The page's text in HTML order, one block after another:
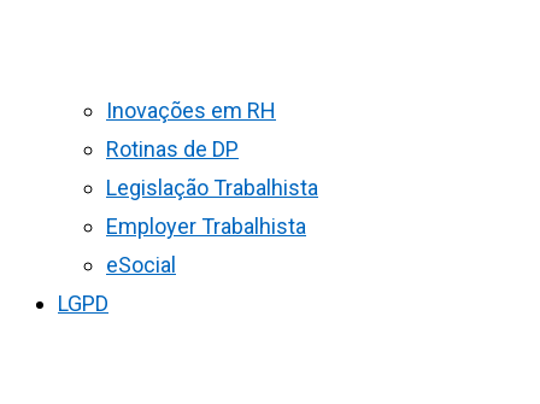
Inovações em RH
Rotinas de DP
Legislação Trabalhista
Employer Trabalhista
eSocial
LGPD